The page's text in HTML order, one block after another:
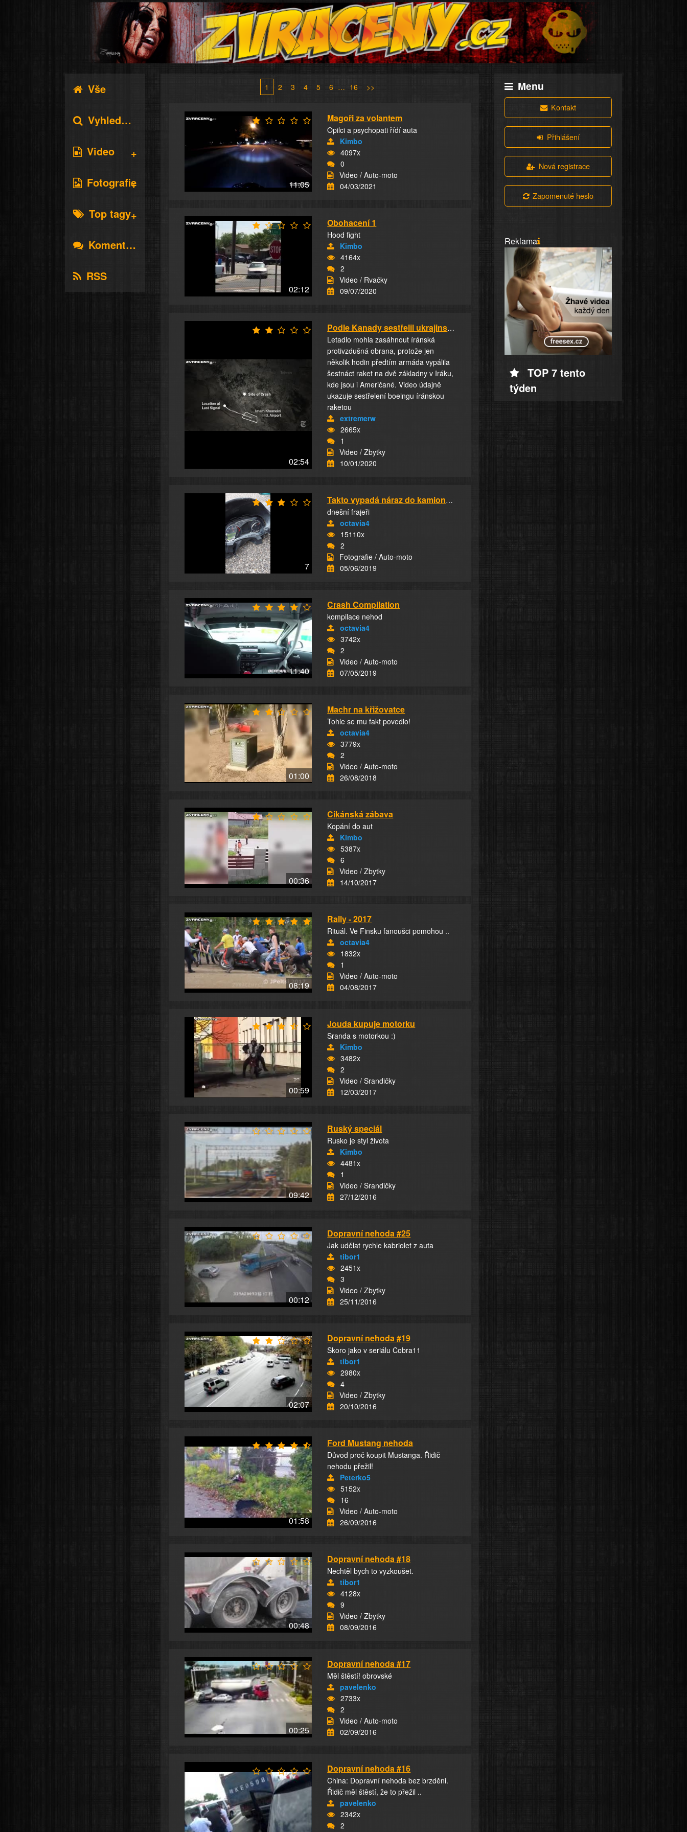
Vše
Vyhledávání
Video
Fotografie
Top tagy
Komentáře
RSS
1 2 3 4 5 6 … 16 >>
11:05
Magoři za volantem
Opilci a psychopati řídí auta
Kimbo
4097x
0
Video / Auto-moto
04/03/2021
02:12
Obohacení 1
Hood fight
Kimbo
4164x
2
Video / Rvačky
09/07/2020
02:54
Podle Kanady sestřelil ukrajinské letadlo Írá...
Letadlo mohla zasáhnout íránská
protivzdušná obrana, protože jen
několik hodin předtím armáda vypálila
šestnáct raket na dvě základny v Iráku,
kde jsou i Američané. Video údajně
ukazuje sestřelení boeingu íránskou
raketou
extremerw
2665x
1
Video / Zbytky
10/01/2020
7
Takto vypadá náraz do kamionů při 260 km/h
dnešní frajeři
octavia4
15110x
2
Fotografie / Auto-moto
05/06/2019
11:40
Crash Compilation
kompilace nehod
octavia4
3742x
2
Video / Auto-moto
07/05/2019
01:00
Machr na křižovatce
Tohle se mu fakt povedlo!
octavia4
3779x
2
Video / Auto-moto
26/08/2018
00:36
Cikánská zábava
Kopání do aut
Kimbo
5387x
6
Video / Zbytky
14/10/2017
08:19
Rally - 2017
Rituál. Ve Finsku fanoušci pomohou ..
octavia4
1832x
1
Video / Auto-moto
04/08/2017
00:59
Jouda kupuje motorku
Sranda s motorkou :)
Kimbo
3482x
2
Video / Srandičky
12/03/2017
09:42
Ruský speciál
Rusko je styl života
Kimbo
4481x
1
Video / Srandičky
27/12/2016
00:12
Dopravní nehoda #25
Jak udělat rychle kabriolet z auta
tibor1
2451x
3
Video / Zbytky
25/11/2016
02:07
Dopravní nehoda #19
Skoro jako v seriálu Cobra11
tibor1
2980x
4
Video / Zbytky
20/10/2016
01:58
Ford Mustang nehoda
Důvod proč koupit Mustanga. Řidič
nehodu přežil!
Peterko5
5152x
16
Video / Auto-moto
26/09/2016
00:48
Dopravní nehoda #18
Nechtěl bych to vyzkoušet.
tibor1
4128x
9
Video / Zbytky
08/09/2016
00:25
Dopravní nehoda #17
Měl štěstí! obrovské
pavelenko
2733x
2
Video / Auto-moto
02/09/2016
Dopravní nehoda #16
China: Dopravní nehoda bez brzděni.
Řidič měl štěstí, že to přežil ..
pavelenko
2342x
2
Menu
Kontakt
Přihlášení
Nová registrace
Zapomenuté heslo
Reklama
TOP 7 tento
týden